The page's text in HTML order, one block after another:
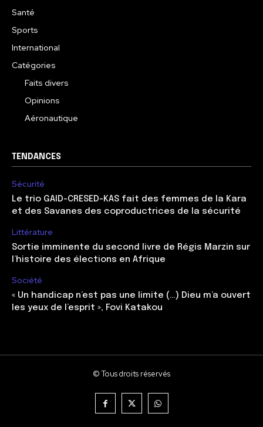
Santé
Sports
International
Catégories
Faits divers
Opinions
Aéronautique
TENDANCES
Sécurité
Le trio GAID-CRESED-KAS fait des femmes de la Kara
et des Savanes des coproductrices de la sécurité
Littérature
Sortie imminente du second livre de Régis Marzin sur
l’histoire des élections en Afrique
Société
« Un handicap n’est pas une limite (…) Dieu m’a ouvert
les yeux de l’esprit », Fovi Katakou
© Tous droits réservés